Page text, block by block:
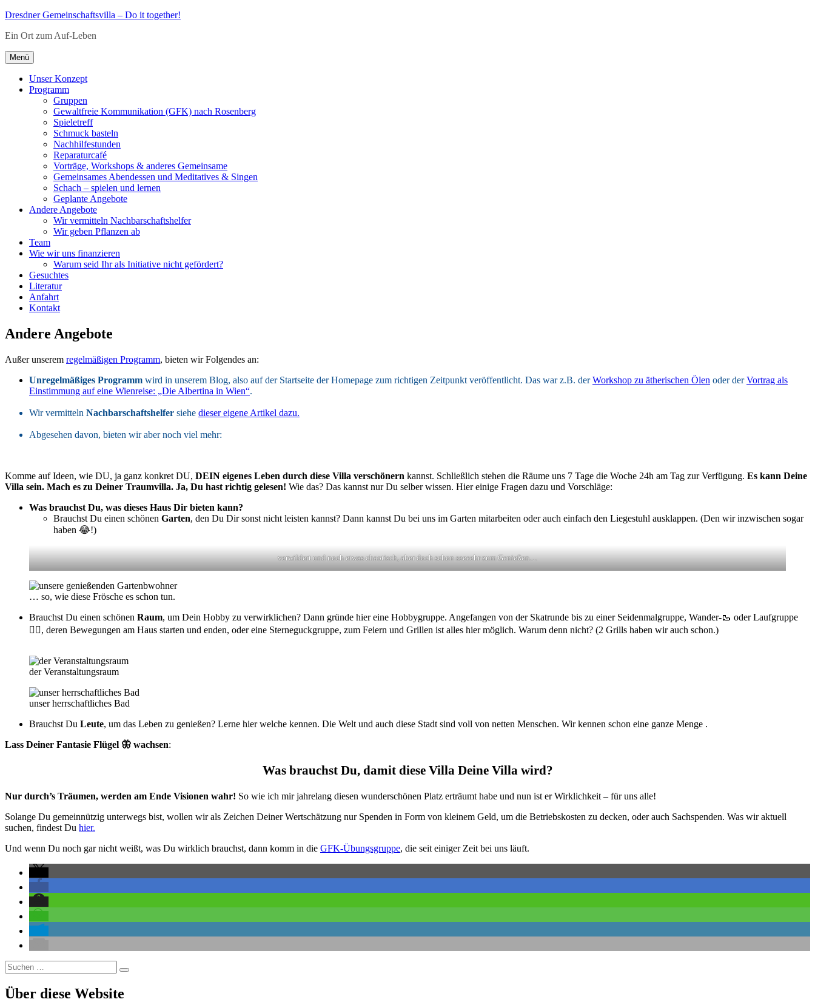
Zum
springen
Dresdner Gemeinschaftsvilla – Do it together!
Ein Ort zum Auf-Leben
Menü
Unser Konzept
Programm
Gruppen
Gewaltfreie Kommunikation (GFK) nach Rosenberg
Spieletreff
Schmuck basteln
Nachhilfestunden
Reparaturcafé
Vorträge, Workshops & anderes Gemeinsame
Gemeinsames Abendessen und Meditatives & Singen
Schach – spielen und lernen
Geplante Angebote
Andere Angebote
Wir vermitteln Nachbarschaftshelfer
Wir geben Pflanzen ab
Team
Wie wir uns finanzieren
Warum seid Ihr als Initiative nicht gefördert?
Gesuchtes
Literatur
Anfahrt
Kontakt
Andere Angebote
Außer unserem regelmäßigen Programm, bieten wir Folgendes an:
Unregelmäßiges Programm wird in unserem Blog, also auf der Startseite der Homepage zum richtigen Zeitpunkt veröffentlicht. Das war z.B. derWorkshop zu ätherischen Ölen oder derVortrag als
Einstimmung auf eine Wienreise: „Die Albertina in Wien“.
Wir vermitteln Nachbarschaftshelfer siehe dieser eigene Artikel dazu.
Abgesehen davon, bieten wir aber noch viel mehr:
Komme auf Ideen, wie DU, ja ganz konkret DU, DEIN eigenes Leben durch diese Villa verschönern kannst. Schließlich stehen die Räume uns 7 Tage die Woche 24h am Tag zur Verfügung. Es kann Deine
Villa sein. Mach es zu Deiner Traumvilla. Ja, Du hast richtig gelesen! Wie das? Das kannst nur Du selber wissen. Hier einige Fragen dazu und Vorschläge:
Was brauchst Du, was dieses Haus Dir bieten kann?
Brauchst Du einen schönen Garten, den Du Dir sonst nicht leisten kannst? Dann kannst Du bei uns im Garten mitarbeiten oder auch einfach den Liegestuhl ausklappen. (Den wir inzwischen sogar
haben 😂!)
verwildert und noch etwas chaotisch, aber doch schon seeeehr zum Genießen…
… so, wie diese Frösche es schon tun.
Brauchst Du einen schönen Raum, um Dein Hobby zu verwirklichen? Dann gründe hier eine Hobbygruppe. Angefangen von der Skatrunde bis zu einer Seidenmalgruppe, Wander-🥾 oder Laufgruppe
🏃‍♀️, deren Bewegungen am Haus starten und enden, oder eine Sterneguckgruppe, zum Feiern und Grillen ist alles hier möglich. Warum denn nicht? (2 Grills haben wir auch schon.)
der Veranstaltungsraum
unser herrschaftliches Bad
Brauchst Du Leute, um das Leben zu genießen? Lerne hier welche kennen. Die Welt und auch diese Stadt sind voll von netten Menschen. Wir kennen schon eine ganze Menge .
Lass Deiner Fantasie Flügel 🦋 wachsen:
Was brauchst Du, damit diese Villa Deine Villa wird?
Nur durch’s Träumen, werden am Ende Visionen wahr! So wie ich mir jahrelang diesen wunderschönen Platz erträumt habe und nun ist er Wirklichkeit – für uns alle!
Solange Du gemeinnützig unterwegs bist, wollen wir als Zeichen Deiner Wertschätzung nur Spenden in Form von kleinem Geld, um die Betriebskosten zu decken, oder auch Sachspenden. Was wir aktuell
suchen, findest Du hier.
Und wenn Du noch gar nicht weißt, was Du wirklich brauchst, dann komm in die GFK-Übungsgruppe, die seit einiger Zeit bei uns läuft.
Suchen
nach:
Suchen
Über diese Website